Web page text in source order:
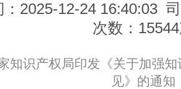
：2025-12-24 16:40:03
次数：
知识产权局印发《关于加强
见》的通知